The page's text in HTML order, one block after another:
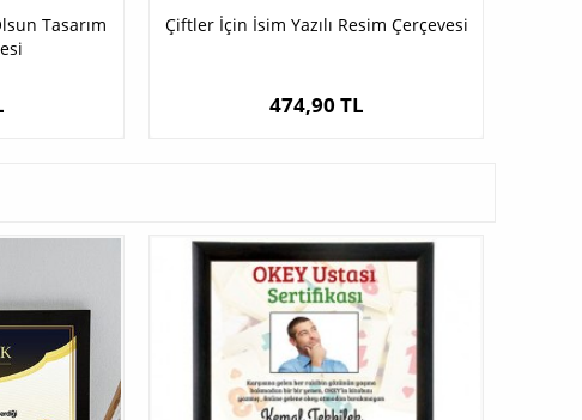
Tasarım
Çiftler İçin İsim Yazılı Resim Çerçevesi
474,90 TL